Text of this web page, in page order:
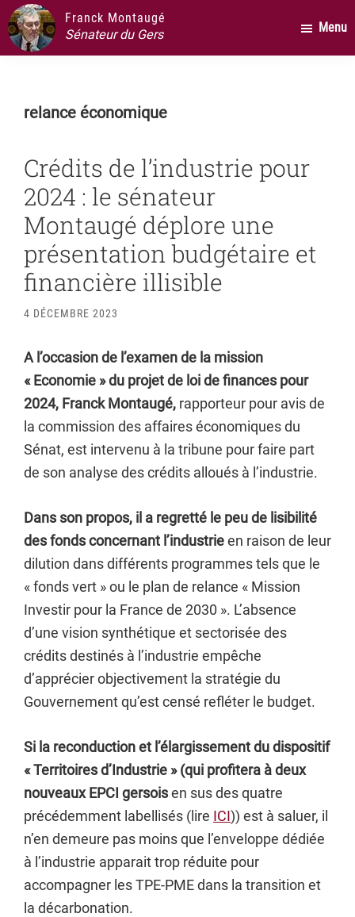
Passer
au
contenu
Passer
la
latérale
Passer
au
pied
Franck Montaugé
Sénateur du Gers
Menu
relance économique
Crédits de l’industrie pour
2024 : le sénateur
Montaugé déplore une
présentation budgétaire et
financière illisible
4 DÉCEMBRE 2023
A l’occasion de l’examen de la mission
« Economie » du projet de loi de finances pour
2024, Franck Montaugé, rapporteur pour avis de
la commission des affaires économiques du
Sénat, est intervenu à la tribune pour faire part
de son analyse des crédits alloués à l’industrie.
Dans son propos, il a regretté le peu de lisibilité
des fonds concernant l’industrieen raison de leur
dilution dans différents programmes tels que le
« fonds vert » ou le plan de relance « Mission
Investir pour la France de 2030 ». L’absence
d’une vision synthétique et sectorisée des
crédits destinés à l’industrie empêche
d’apprécier objectivement la stratégie du
Gouvernement qu’est censé refléter le budget.
Si la reconduction et l’élargissement du dispositif
« Territoires d’Industrie » (qui profitera à deux
nouveaux EPCI gersoisen sus des quatre
précédemment labellisés (lire ICI)) est à saluer, il
n’en demeure pas moins que l’enveloppe dédiée
à l’industrie apparait trop réduite pour
accompagner les TPE-PME dans la transition et
la décarbonation.